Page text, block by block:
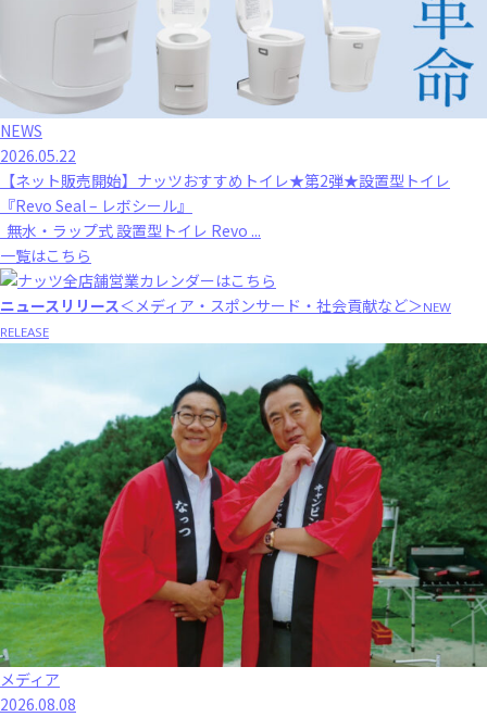
NEWS
2026.05.22
【ネット販売開始】ナッツおすすめトイレ★第2弾★設置型トイレ
『Revo Seal – レボシール』
無水・ラップ式 設置型トイレ Revo ...
一覧はこちら
ニュースリリース＜メディア・スポンサード・社会貢献など＞NEW
RELEASE
メディア
2026.08.08